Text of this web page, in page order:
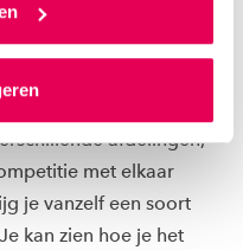
media en
plaatsen. Lees
kun je ook zelf
Je kunt je
via
is op het milieu.
afdelingen,
met elkaar
je vanzelf een soort
kan zien hoe je het